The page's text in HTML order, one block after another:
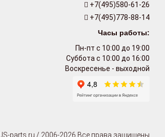
+7(495)580-61-26
+7(495)778-88-14
Часы работы:
Пн-пт с 10:00 до 19:00
Суббота с 10:00 до 16:00
Воскресенье - выходной
parts.ru / 2006-2026 Все права защищены